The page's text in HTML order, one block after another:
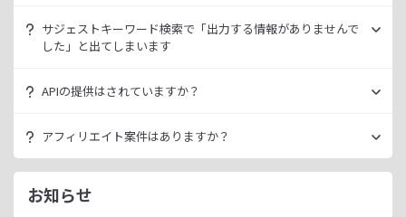
ただ、有料プランを利用することでよりニッチなキーワード
上させることができます。
ラッコID（メールアドレスのみ30秒登録）にご登録いただく
ことで制限が緩和されます。（※制限リセットは0時）
ご登録済みで制限に到達された場合は、有料プランのご利用
サジェストキーワード検索で「出力する情報がありませんで
した」と出てしまいます
ッコキーワードでも出力することができません。
サジェスト情報を出さない仕様になっております。
今後はサジェスト以外のキーワード取得手段も有料プランに
て提供してまいりますので、そちらにて対応できる見通しで
APIの提供はされていますか？
詳細は ラッコキーワードAPIドキュメント
い。
アフィリエイト案件はありますか？
ラッコIDアフィリエイトにて、「ラッコキーワード」のアフ
ィリエイト案件をお取り扱いいたしております。
無料のユーザー登録、利用開始（初回ログイン）と有料プラ
お知らせ